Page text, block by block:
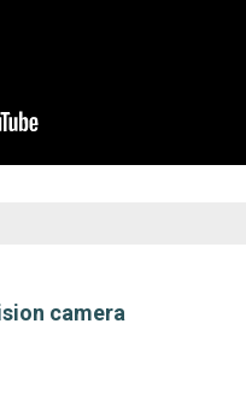
camera